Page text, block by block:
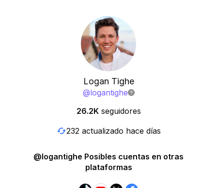
Logan Tighe
@logantighe
26.2K seguidores
232 actualizado hace días
@logantighe Posibles cuentas en otras
plataformas